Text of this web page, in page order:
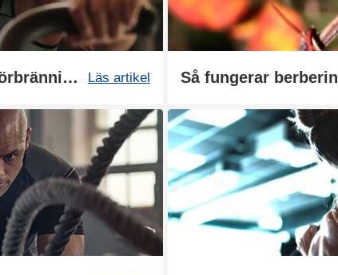
Bästa träningsformen för fettförbränning Läs artikel Så fungerar berberin